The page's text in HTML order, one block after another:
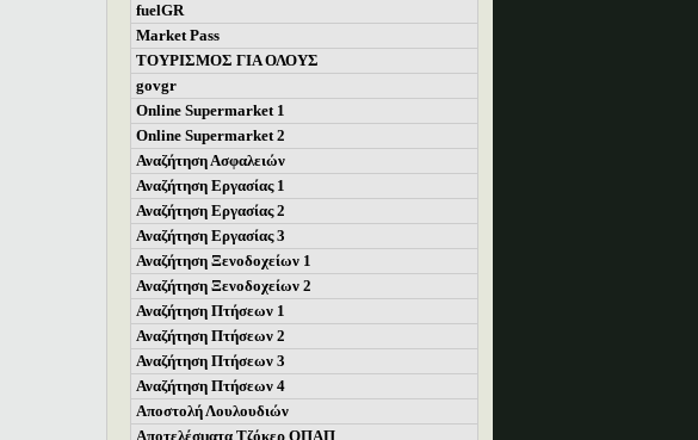
fuelGR
Market Pass
ΤΟΥΡΙΣΜΟΣ ΓΙΑ ΟΛΟΥΣ
govgr
Online Supermarket 1
Online Supermarket 2
Αναζήτηση Ασφαλειών
Αναζήτηση Εργασίας 1
Αναζήτηση Εργασίας 2
Αναζήτηση Εργασίας 3
Αναζήτηση Ξενοδοχείων 1
Αναζήτηση Ξενοδοχείων 2
Αναζήτηση Πτήσεων 1
Αναζήτηση Πτήσεων 2
Αναζήτηση Πτήσεων 3
Αναζήτηση Πτήσεων 4
Αποστολή Λουλουδιών
Αποτελέσματα Τζόκερ ΟΠΑΠ